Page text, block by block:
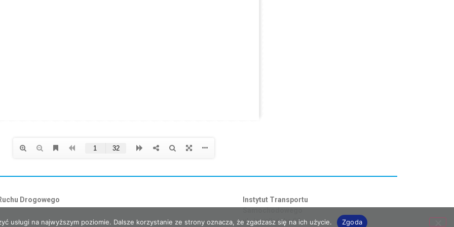
Drogowego
Instytut Transportu
ul. Jagiellońska 80
usługi na najwyższym poziomie. Dalsze korzystanie ze strony oznacza, że zgadzasz się na ich użycie. Zgoda